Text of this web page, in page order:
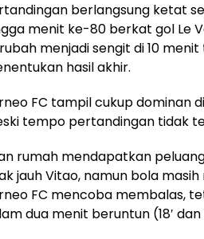
berlangsung ketat
menit ke-80 berkat gol Le
menjadi sengit di 10
hasil akhir.
FC tampil cukup dominan
tempo pertandingan tidak
rumah mendapatkan
jauh Vitao, namun bola
FC mencoba membalas,
dua menit beruntun (18′